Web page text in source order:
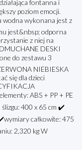
fontanna i
poziom emocji.
wykonana jest z
jest&nbsp; odporna
z niej na
DESKI
do zestawu 3
NIEBIESKA
się dla dzieci
ABS + PP + PE
400 x 65 cm ✔️
całkowite: 475
2,320 kg W